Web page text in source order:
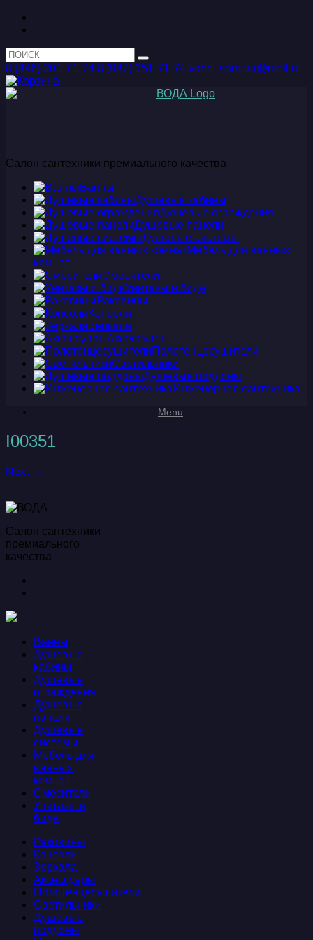
8 (846) 201-71-74 8 (987) 151-71-74 voda_samara@mail.ru
Салон сантехники премиального качества
Ванны
Душевые кабины
Душевые ограждения
Душевые панели
Душевые системы
Мебель для ванных
комнат
Смесители
Унитазы и биде
Раковины
Консоли
Зеркала
Аксессуары
Полотенцесушители
Светильники
Душевые поддоны
Инженерная сантехника
Menu
I00351
Next →
Салон сантехники
премиального
качества
Ванны
Душевые
кабины
Душевые
ограждения
Душевые
панели
Душевые
системы
Мебель для
ванных
комнат
Смесители
Унитазы и
биде
Раковины
Консоли
Зеркала
Аксессуары
Полотенцесушители
Светильники
Душевые
поддоны